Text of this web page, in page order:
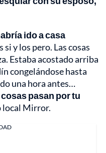
ido a casa
si y los pero. Las cosas
Estaba acostado arriba
congelándose hasta
una hora antes…
pasan por tu
local Mirror.